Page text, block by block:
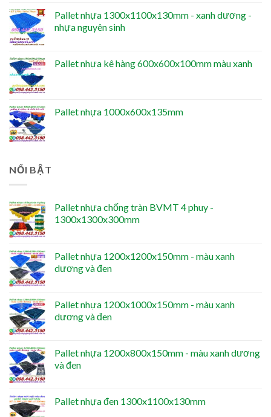
Pallet nhựa 1300x1100x130mm - xanh dương -
nhựa nguyên sinh
Pallet nhựa kê hàng 600x600x100mm màu xanh
Pallet nhựa 1000x600x135mm
NỔI BẬT
Pallet nhựa chống tràn BVMT 4 phuy -
1300x1300x300mm
Pallet nhựa 1200x1200x150mm - màu xanh
dương và đen
Pallet nhựa 1200x1000x150mm - màu xanh
dương và đen
Pallet nhựa 1200x800x150mm - màu xanh dương
và đen
Pallet nhựa đen 1300x1100x130mm